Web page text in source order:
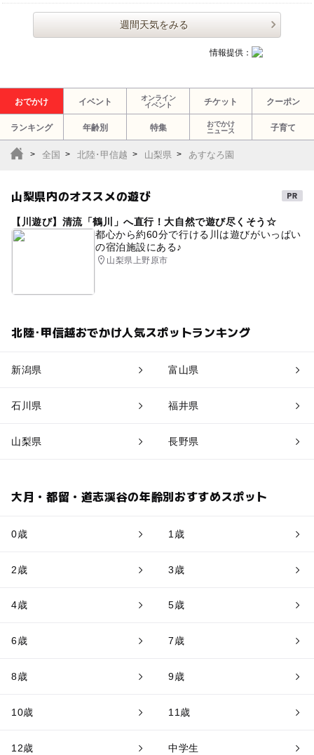
週間天気をみる
情報提供：
おでかけ イベント
オンライン
イベント
チケット クーポン
ランキング 年齢別 特集
おでかけ
ニュース
子育て
全国 北陸･甲信越 山梨県 あすなろ園
山梨県内のオススメの遊び
【川遊び】清流「鶴川」へ直行！大自然で遊び尽くそう☆
都心から約60分で行ける川は遊びがいっぱい
の宿泊施設にある♪
山梨県上野原市
北陸･甲信越おでかけ人気スポットランキング
新潟県 富山県
石川県 福井県
山梨県 長野県
大月・都留・道志渓谷の年齢別おすすめスポット
0歳 1歳
2歳 3歳
4歳 5歳
6歳 7歳
8歳 9歳
10歳 11歳
12歳 中学生